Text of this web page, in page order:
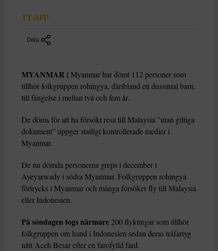
TT-AFP
Dela
MYANMAR | Myanmar har dömt 112 personer som
tillhör folkgruppen rohingya, däribland ett dussintal barn,
till fängelse i mellan två och fem år.
De döms för att ha försökt resa till Malaysia ”utan giltiga
dokument” uppger statligt kontrollerade medier i
Myanmar.
De nu dömda personerna greps i december i
Ayeyarwady i södra Myanmar. Folkgruppen rohingya
förtrycks i Myanmar och många försöker fly till Malaysia
eller Indonesien.
På söndagen togs närmare 200 flyktingar som tillhör
folkgruppen om hand i Indonesien sedan deras träfartyg
nått Aceh Besar efter en farofylld färd.